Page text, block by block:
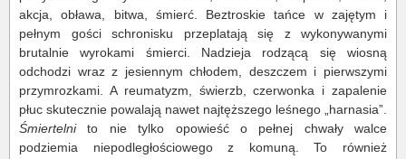
akcja, obława, bitwa, śmierć. Beztroskie tańce w zajętym i
pełnym gości schronisku przeplatają się z wykonywanymi
brutalnie wyrokami śmierci. Nadzieja rodzącą się wiosną
odchodzi wraz z jesiennym chłodem, deszczem i pierwszymi
przymrozkami. A reumatyzm, świerzb, czerwonka i zapalenie
płuc skutecznie powalają nawet najtęższego leśnego „harnasia”.
Śmiertelnito nie tylko opowieść o pełnej chwały walce
podziemia niepodległościowego z komuną. To również